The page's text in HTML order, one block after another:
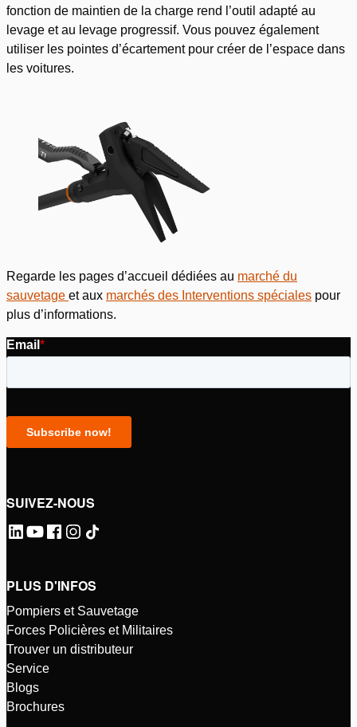
fonction de maintien de la charge rend l’outil adapté au
levage et au levage progressif. Vous pouvez également
utiliser les pointes d’écartement pour créer de l’espace dans
les voitures.
Regarde les pages d’accueil dédiées au marché du
sauvetage et aux marchés des Interventions spéciales pour
plus d’informations.
SUIVEZ-NOUS
PLUS D'INFOS
Pompiers et Sauvetage
Forces Policières et Militaires
Trouver un distributeur
Service
Blogs
Brochures